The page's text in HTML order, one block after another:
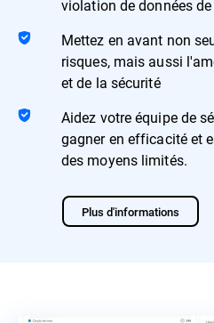
violation de données
Mettez en avant non
risques, mais aussi
et de la sécurité
Aidez votre équipe de
gagner en efficacité et
des moyens limités.
Plus d'informations